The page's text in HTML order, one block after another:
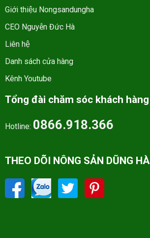
Giới thiệu Nongsandungha
CEO Nguyễn Đức Hà
Liên hệ
Danh sách cửa hàng
Kênh Youtube
Tổng đài chăm sóc khách hàng
Hotline: 0866.918.366
THEO DÕI NÔNG SẢN DŨNG HÀ